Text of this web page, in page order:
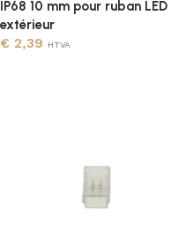
IP68 10 mm pour ruban LED
extérieur
€ 2,39 HTVA